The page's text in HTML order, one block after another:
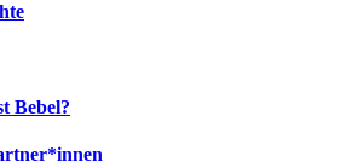
Bebel?